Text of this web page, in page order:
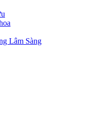
Lâm Sàng